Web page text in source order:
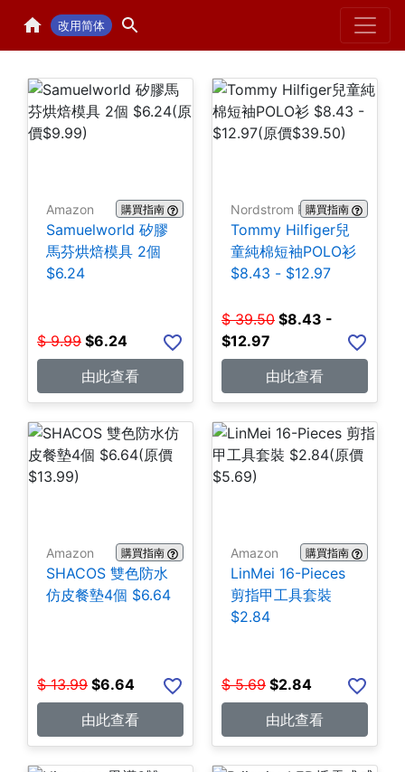
改用简体 Home
Amazon 購買指南
Samuelworld 矽膠
馬芬烘焙模具 2個
$6.24
$ 9.99 $6.24
由此查看
Nordstrom Rack購買指南
Tommy Hilfiger兒
童純棉短袖POLO衫
$8.43 - $12.97
$ 39.50 $8.43 -
$12.97
由此查看
Amazon 購買指南
SHACOS 雙色防水
仿皮餐墊4個 $6.64
$ 13.99 $6.64
由此查看
Amazon 購買指南
LinMei 16-Pieces
剪指甲工具套裝
$2.84
$ 5.69 $2.84
由此查看